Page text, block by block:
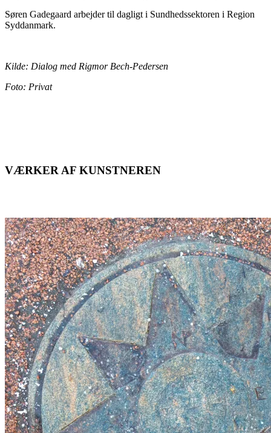
Søren Gadegaard arbejder til dagligt i Sundhedssektoren i Region
Syddanmark.
Kilde: Dialog med Rigmor Bech-Pedersen
Foto: Privat
VÆRKER AF KUNSTNEREN